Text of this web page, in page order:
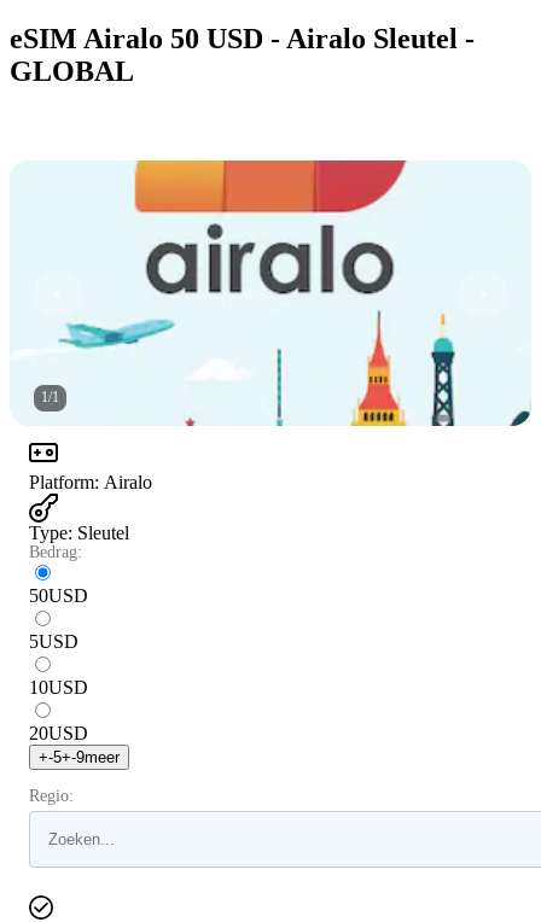
eSIM Airalo 50 USD - Airalo Sleutel -
GLOBAL
1/1
Platform: Airalo
Type: Sleutel
Bedrag:
50USD
5USD
10USD
20USD
+-5+-9meer
Regio: